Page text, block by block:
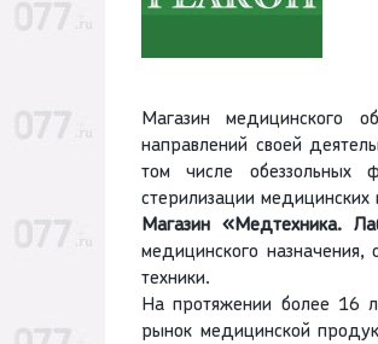
Магазин медицинского
направлений своей
том числе обеззольных
стерилизации
Магазин «Медтехника.
медицинского
техники.
На протяжении более 16
рынок медицинской